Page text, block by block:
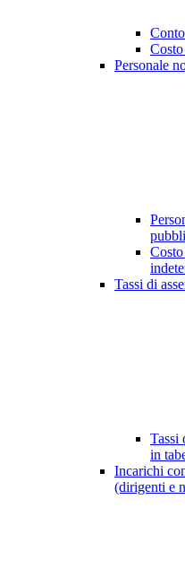
Personale
Tassi di
Tassi
in
Incarichi
(dirigenti e